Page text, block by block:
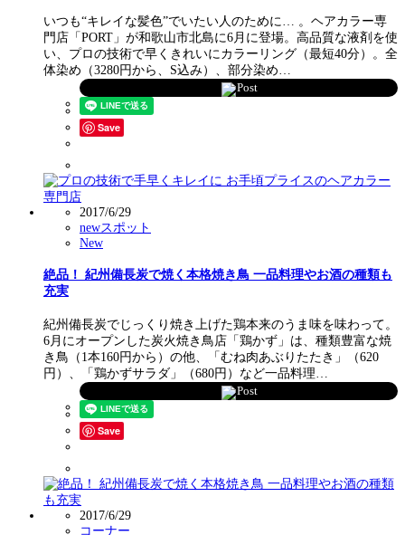
いつも“キレイな髪色”でいたい人のために… 。ヘアカラー専
門店「PORT」が和歌山市北島に6月に登場。高品質な液剤を使
い、プロの技術で早くきれいにカラーリング（最短40分）。全
体染め（3280円から、S込み）、部分染め…
Post
Save
2017/6/29
newスポット
New
絶品！ 紀州備長炭で焼く本格焼き鳥 一品料理やお酒の種類も
充実
紀州備長炭でじっくり焼き上げた鶏本来のうま味を味わって。
6月にオープンした炭火焼き鳥店「鶏かず」は、種類豊富な焼
き鳥（1本160円から）の他、「むね肉あぶりたたき」（620
円）、「鶏かずサラダ」（680円）など一品料理…
Post
Save
2017/6/29
コーナー